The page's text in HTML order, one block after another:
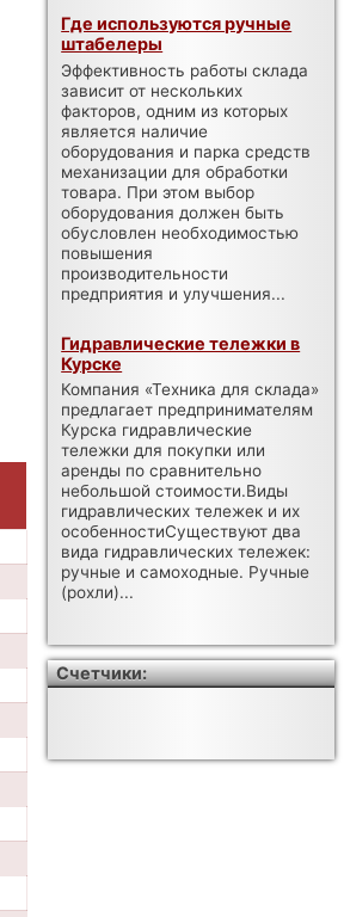
Где используются ручные
штабелеры
Эффективность работы склада
зависит от нескольких
факторов, одним из которых
является наличие
оборудования и парка средств
механизации для обработки
товара. При этом выбор
оборудования должен быть
обусловлен необходимостью
повышения
производительности
предприятия и улучшения...
Гидравлические тележки в
Курске
Компания «Техника для склада»
предлагает предпринимателям
Курска гидравлические
тележки для покупки или
аренды по сравнительно
небольшой стоимости.Виды
гидравлических тележек и их
особенностиСуществуют два
вида гидравлических тележек:
ручные и самоходные. Ручные
(рохли)...
Счетчики: